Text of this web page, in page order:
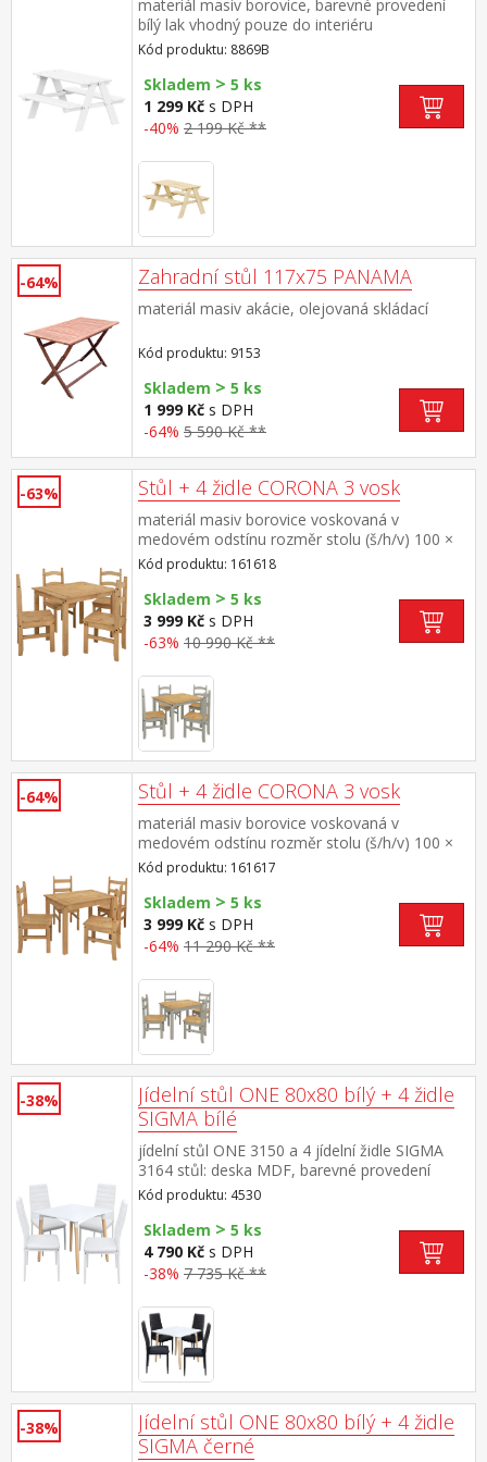
materiál masiv borovice, barevné provedení
bílý lak vhodný pouze do interiéru
Kód produktu: 8869B
Skladem > 5 ks
1 299 Kč s DPH
-40% 2 199 Kč **
-64% Zahradní stůl 117x75 PANAMA
materiál masiv akácie, olejovaná skládací
Kód produktu: 9153
Skladem > 5 ks
1 999 Kč s DPH
-64% 5 590 Kč **
-63% Stůl + 4 židle CORONA 3 vosk
materiál masiv borovice voskovaná v
medovém odstínu rozměr stolu (š/h/v) 100 ×
80 × 75 cm rozměr židle (š/h/v) 40 × 48 × 99
cm, výška sedu 45 cm součást sestavy Corona
3
Kód produktu: 161618
Skladem > 5 ks
3 999 Kč s DPH
-63% 10 990 Kč **
-64% Stůl + 4 židle CORONA 3 vosk
materiál masiv borovice voskovaná v
medovém odstínu rozměr stolu (š/h/v) 100 ×
65 × 75 cm rozměr židle (š/h/v) 40 × 49 × 99
cm, výška sedu 45 cm součást sestavy Corona
3
Kód produktu: 161617
Skladem > 5 ks
3 999 Kč s DPH
-64% 11 290 Kč **
-38%
Jídelní stůl ONE 80x80 bílý + 4 židle
SIGMA bílé
jídelní stůl ONE 3150 a 4 jídelní židle SIGMA
3164 stůl: deska MDF, barevné provedení
bílá kovová konstrukce, barevné provedení
bílá kulaté nohy, materiál masiv buk židle:
potah kůže – imitace, barevné provedení
bílá kovové nohy a konstrukce, výška sedu
židle 47 cm rozměr stolu (š/h/v) 80 × 80 × 74
Kód produktu: 4530
Skladem > 5 ks
4 790 Kč s DPH
-38% 7 735 Kč **
-38%
Jídelní stůl ONE 80x80 bílý + 4 židle
SIGMA černé